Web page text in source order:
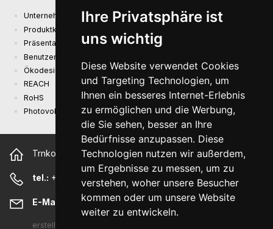
Ihre Privatsphäre ist
uns wichtig
Diese Website verwendet Cookies
und Targeting Technologien, um
Ihnen ein besseres Internet-Erlebnis
zu ermöglichen und die Werbung,
die Sie sehen, besser an Ihre
Bedürfnisse anzupassen. Diese
Technologien nutzen wir außerdem,
um Ergebnisse zu messen, um zu
verstehen, woher unsere Besucher
kommen oder um unsere Website
weiter zu entwickeln.
Unternehmenspräsentation
Produktkatalog
Präsentationskatalog
Benutzerhandbuch und Sicherheitsinformationen
Ökodesign-Anforderungen (EU) 2019/1782
REACH
RoHS
Photovoltaikanlage
Trnkova 2881/156, 628 00 Brno Tschechische Republik
tel.: +420 544 500 327
E-Mail: sunny@sunny-euro.com
erstellt